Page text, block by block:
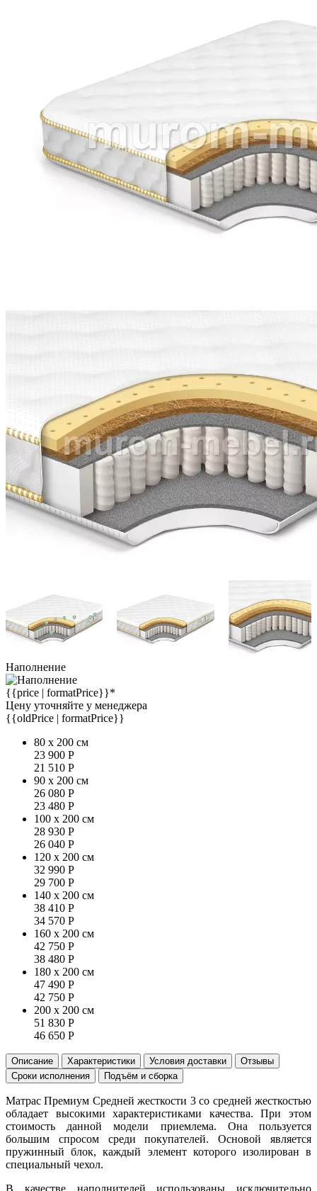
Наполнение
{{price | formatPrice}}*
Цену уточняйте у менеджера
{{oldPrice | formatPrice}}
80 x 200 см
23 900 Р
21 510 Р
90 x 200 см
26 080 Р
23 480 Р
100 x 200 см
28 930 Р
26 040 Р
120 x 200 см
32 990 Р
29 700 Р
140 x 200 см
38 410 Р
34 570 Р
160 x 200 см
42 750 Р
38 480 Р
180 x 200 см
47 490 Р
42 750 Р
200 x 200 см
51 830 Р
46 650 Р
Описание Характеристики Условия доставки
Отзывы
Сроки исполнения
Подъём и сборка
Матрас Премиум Средней жесткости 3 со средней жесткостью
обладает высокими характеристиками качества. При этом
стоимость данной модели приемлема. Она пользуется
большим спросом среди покупателей. Основой является
пружинный блок, каждый элемент которого изолирован в
специальный чехол.